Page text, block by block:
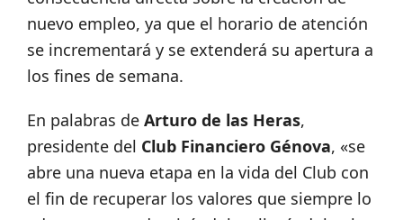
nuevo empleo, ya que el horario de atención
se incrementará y se extenderá su apertura a
los fines de semana.
En palabras de Arturo de las Heras,
presidente del Club Financiero Génova, «se
abre una nueva etapa en la vida del Club con
el fin de recuperar los valores que siempre lo